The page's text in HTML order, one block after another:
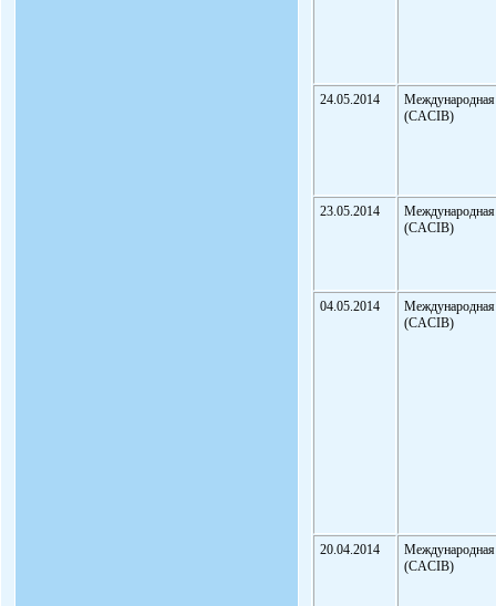
24.05.2014
Международная
(CACIB)
23.05.2014
Международная
(CACIB)
04.05.2014
Международная
(CACIB)
20.04.2014
Международная
(CACIB)